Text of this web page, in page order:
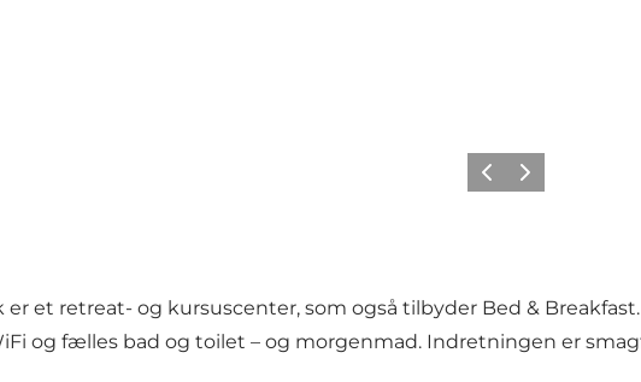
ForrigeNæste
et retreat- og kursuscenter, som også tilbyder Bed &
og fælles bad og toilet – og morgenmad. Indretningen er